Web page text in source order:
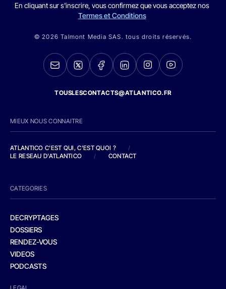
En cliquant sur s'inscrire, vous confirmez que vous acceptez nos
Termes et Conditions
© 2026 Talmont Media SAS. tous droits réservés.
TOUSLESCONTACTS@ATLANTICO.FR
MIEUX NOUS CONNAITRE
ATLANTICO C'EST QUI, C'EST QUOI ?
/
LE RESEAU D'ATLANTICO
/ CONTACT
CATEGORIES
DECRYPTAGES
DOSSIERS
RENDEZ-VOUS
VIDEOS
PODCASTS